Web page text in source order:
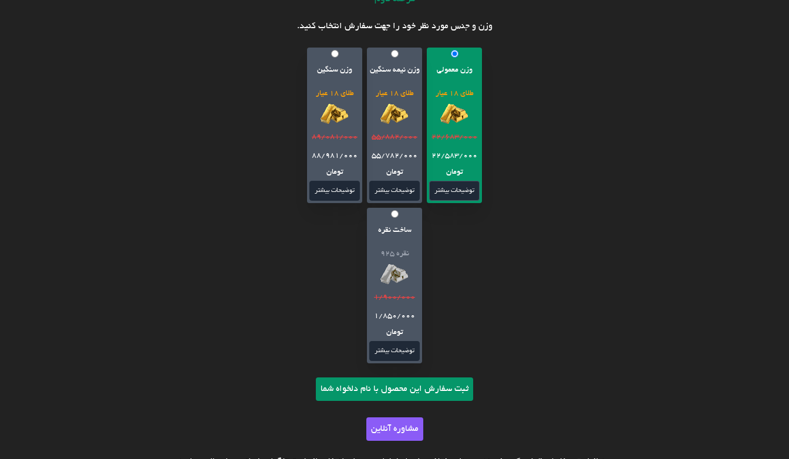
وزن و جنس مورد نظر خود را جهت سفارش انتخاب کنید.
وزن معمولی
طلای 18 عیار
22/683/000
22/583/000
تومان
توضیحات بیشتر
وزن نیمه سنگین
طلای 18 عیار
55/882/000
55/782/000
تومان
توضیحات بیشتر
وزن سنگین
طلای 18 عیار
89/081/000
88/981/000
تومان
توضیحات بیشتر
ساخت نقره
نقره 925
1/900/000
1/850/000
تومان
توضیحات بیشتر
ثبت سفارش این محصول با نام دلخواه شما
مشاوره آنلاین